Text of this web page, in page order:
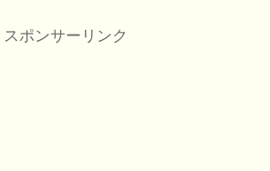
スポンサーリンク